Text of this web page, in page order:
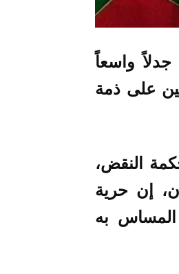
جدلاً واسعاً
على ذمة
النقض،
إن حرية
المساس به